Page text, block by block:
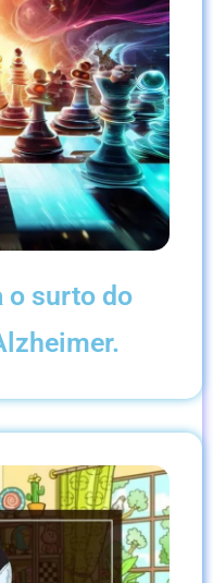
o surto do